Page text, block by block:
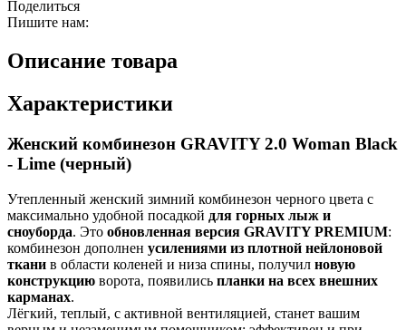
Поделиться
Пишите нам:
Описание товара
Характеристики
Женский комбинезон GRAVITY 2.0 Woman Black
- Lime (черный)
Утепленный женский зимний комбинезон черного цвета с
максимально удобной посадкой для горных лыж и
сноуборда. Это обновленная версия GRAVITY PREMIUM:
комбинезон дополнен усилениями из плотной нейлоновой
ткани в области коленей и низа спины, получил новую
конструкцию ворота, появились планки на всех внешних
карманах.
Лёгкий, теплый, с активной вентиляцией, станет вашим